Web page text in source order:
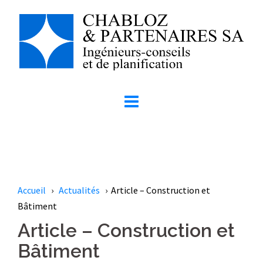
contenu
Accueil › Actualités › Article – Construction et
Bâtiment
Article – Construction et
Bâtiment